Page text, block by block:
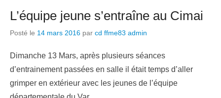
L’équipe jeune s’entraîne au Cimai
Posté le 14 mars 2016 par cd ffme83 admin
Dimanche 13 Mars, après plusieurs séances
d’entrainement passées en salle il était temps d’aller
grimper en extérieur avec les jeunes de l’équipe